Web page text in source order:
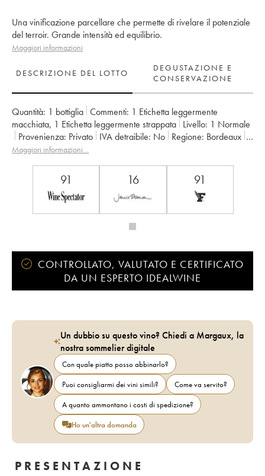
Una vinificazione parcellare che permette di rivelare il potenziale
del terroir. Grande intensità ed equilibrio.
Maggiori informazioni
DESCRIZIONE DEL LOTTO
DEGUSTAZIONE E
CONSERVAZIONE
Quantità: 1 bottiglia Commenti: 1 Etichetta leggermente
macchiata, 1 Etichetta leggermente strappata Livello: 1 Normale
Provenienza:
privato IVA detraibile: no Regione:
Bordeaux
Denominazione:
Margaux
Maggiori informazioni…
91 16 91
CONTROLLATO, VALUTATO E CERTIFICATO
DA UN ESPERTO IDEALWINE
Un dubbio su questo vino? Chiedi a Margaux, la
nostra sommelier digitale
Con quale piatto posso abbinarlo?
Puoi consigliarmi dei vini simili?
Come va servito?
A quanto ammontano i costi di spedizione?
Ho un'altra domanda
PRESENTAZIONE